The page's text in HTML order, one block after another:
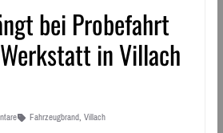
bei Probefahrt
in Villach
Fahrzeugbrand, Villach